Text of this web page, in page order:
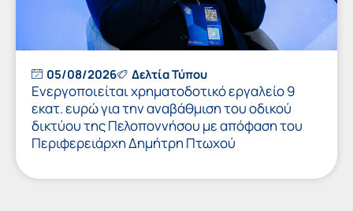
05/08/2026 Δελτία Τύπου
Ενεργοποιείται χρηματοδοτικό εργαλείο 9
εκατ. ευρώ για την αναβάθμιση του οδικού
δικτύου της Πελοποννήσου με απόφαση του
Περιφερειάρχη Δημήτρη Πτωχού